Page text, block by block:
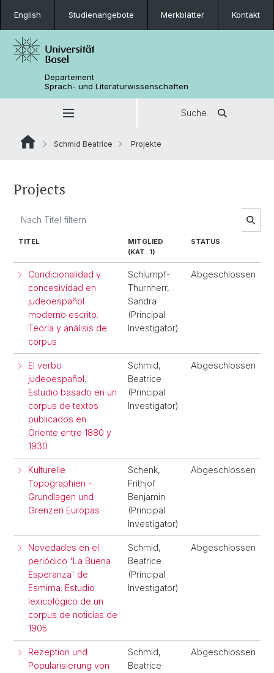
English Studienangebote Merkblätter Kontakt
Departement
Sprach- und Literaturwissenschaften
Suche
Schmid Beatrice Projekte
Projects
TITEL
MITGLIED
(KAT. 1)
STATUS
Condicionalidad y
concesividad en
judeoespañol
moderno escrito.
Teoría y análisis de
corpus
Schlumpf-
Thurnherr,
Sandra
(Principal
Investigator)
Abgeschlossen
El verbo
judeoespañol.
Estudio basado en un
corpus de textos
publicados en
Oriente entre 1880 y
1930
Schmid,
Beatrice
(Principal
Investigator)
Abgeschlossen
Kulturelle
Topographien -
Grundlagen und
Grenzen Europas
Schenk,
Frithjof
Benjamin
(Principal
Investigator)
Abgeschlossen
Novedades en el
periódico 'La Buena
Esperanza' de
Esmirna. Estudio
lexicológico de un
corpus de noticias de
1905
Schmid,
Beatrice
(Principal
Investigator)
Abgeschlossen
Rezeption und
Popularisierung von
Schmid,
Beatrice
Abgeschlossen